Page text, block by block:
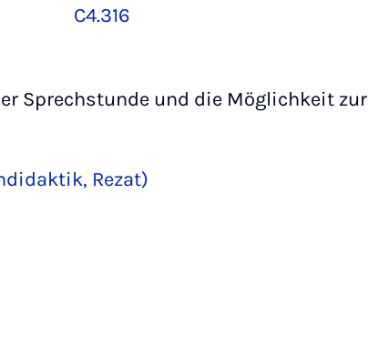
C4.316
Sprechstunde und die Möglichkeit
Rezat)